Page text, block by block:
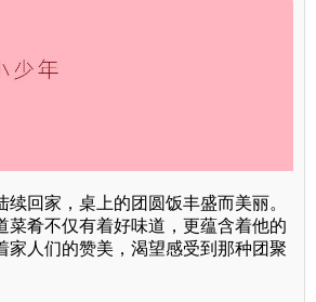
续回家，桌上的团圆饭丰盛而美丽。
菜肴不仅有着好味道，更蕴含着他的
家人们的赞美，渴望感受到那种团聚